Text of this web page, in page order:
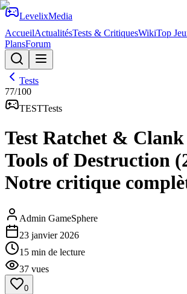
LevelixMedia
AccueilActualitésTests & CritiquesWikiTop
PlansForum
Tests
77/100
TESTTests
Test Ratchet &
Tools of Destruction
Notre critique
Admin GameSphere
23 janvier 2026
15 min de lecture
37 vues
0